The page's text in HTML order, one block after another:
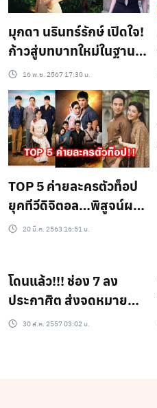
มุกดา นรินทร์รักษ์ เปิดใจ!
ก้าวสู่บทบาทใหม่ในฐานะ
นักแสดงอิสระ หลังสิ้นสุด
สัญญากับช่อง 7HD
16 พ.ย. 2567 17:30 น.
TOP 5 ค่ายละครตัวท็อป
ยุคทีวีดิจิตอล…พิสูจน์ผล
งานฝ่ากระแสเรตติ้งละคร
20 มี.ค. 2563 16:51 น.
โดนแล้ว!!! ช่อง 7 ลง
ประกาศิต ส่งจดหมาย
เวียนให้ “แตงโม ภัทร
30 ส.ค. 2557 03:02 น.